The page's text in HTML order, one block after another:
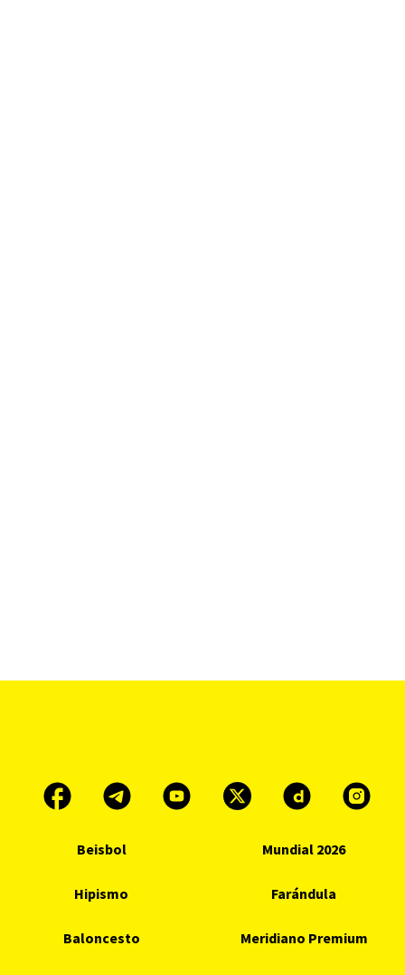
Beisbol Mundial 2026
Hipismo Farándula
Baloncesto Meridiano Premium